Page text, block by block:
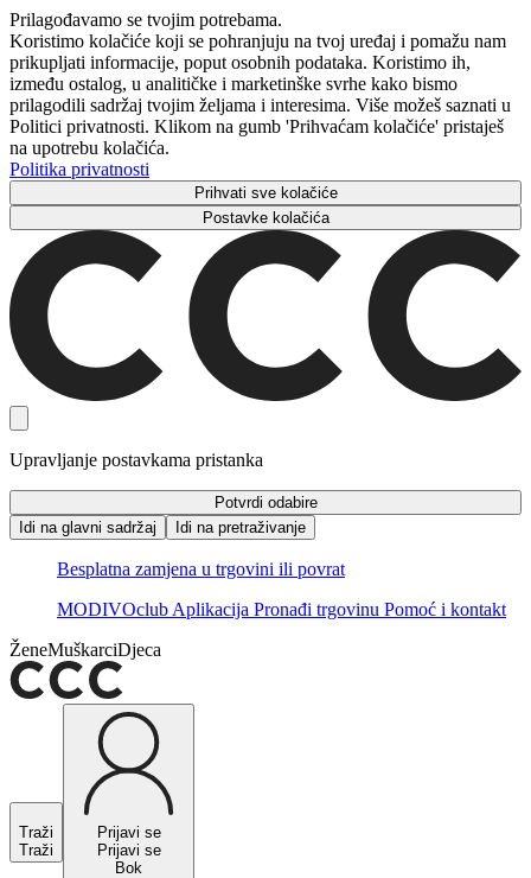
Prilagođavamo se tvojim potrebama.
Koristimo kolačiće koji se pohranjuju na tvoj uređaj i pomažu nam
prikupljati informacije, poput osobnih podataka. Koristimo ih,
između ostalog, u analitičke i marketinške svrhe kako bismo
prilagodili sadržaj tvojim željama i interesima. Više možeš saznati u
Politici privatnosti. Klikom na gumb 'Prihvaćam kolačiće' pristaješ
na upotrebu kolačića.
Politika privatnosti
Prihvati sve kolačiće
Postavke kolačića
Upravljanje postavkama pristanka
Potvrdi odabire
Idi na glavni sadržaj
Idi na pretraživanje
Besplatna zamjena u trgovini ili povrat
MODIVOclub Aplikacija Pronađi trgovinu Pomoć i kontakt
ŽeneMuškarciDjeca
Traži
Traži
Prijavi se
Prijavi se
Bok